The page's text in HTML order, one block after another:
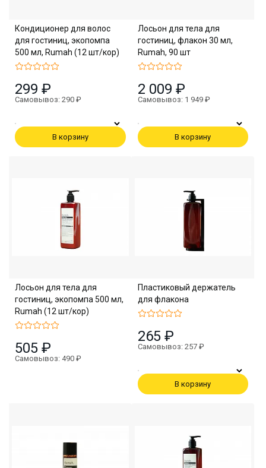
Кондиционер для волос
для гостиниц, экопомпа
500 мл, Rumah (12 шт/кор)
299 ₽
Самовывоз: 290 ₽
В корзину
Лосьон для тела для
гостиниц, флакон 30 мл,
Rumah, 90 шт
2 009 ₽
Самовывоз: 1 949 ₽
В корзину
Лосьон для тела для
гостиниц, экопомпа 500 мл,
Rumah (12 шт/кор)
505 ₽
Самовывоз: 490 ₽
Пластиковый держатель
для флакона
265 ₽
Самовывоз: 257 ₽
В корзину